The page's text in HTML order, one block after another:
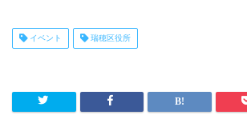
イベント 瑞穂区役所